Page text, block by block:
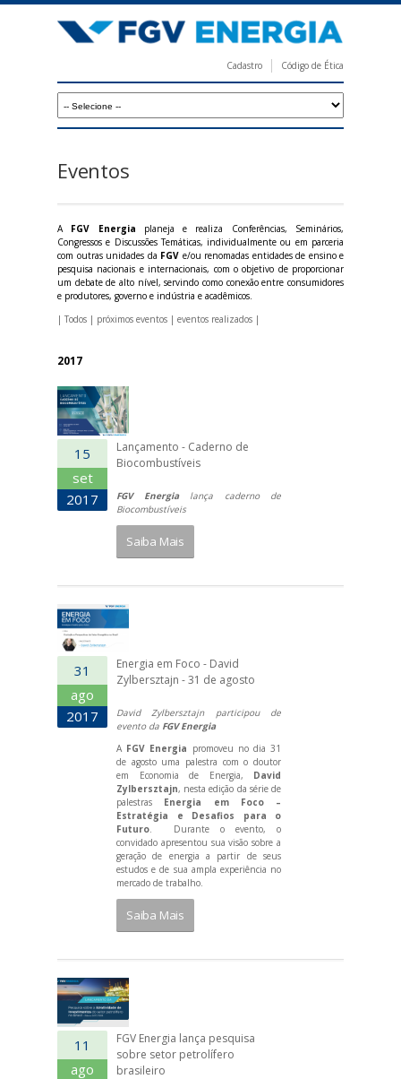
para
principal
V
r
a
Cadastro Código de Ética
Eventos
A FGV Energia planeja e realiza Conferências, Seminários,
Congressos e Discussões Temáticas, individualmente ou em parceria
com outras unidades da FGV e/ou renomadas entidades de ensino e
pesquisa nacionais e internacionais, com o objetivo de proporcionar
um debate de alto nível, servindo como conexão entre consumidores
e produtores, governo e indústria e acadêmicos.
| Todos | próximos eventos | eventos realizados |
2017
15
set
2017
Lançamento - Caderno de
Biocombustíveis
FGV Energia lança caderno de
Biocombustíveis
Saiba Mais
31
ago
2017
Energia em Foco - David
Zylbersztajn - 31 de agosto
David Zylbersztajn participou de
evento da FGV Energia
A FGV Energia promoveu no dia 31
de agosto uma palestra com o doutor
em Economia de Energia, David
Zylbersztajn, nesta edição da série de
palestras Energia em Foco –
Estratégia e Desafios para o
Futuro. Durante o evento, o
convidado apresentou sua visão sobre a
geração de energia a partir de seus
estudos e de sua ampla experiência no
mercado de trabalho.
Saiba Mais
11
ago
FGV Energia lança pesquisa
sobre setor petrolífero
brasileiro